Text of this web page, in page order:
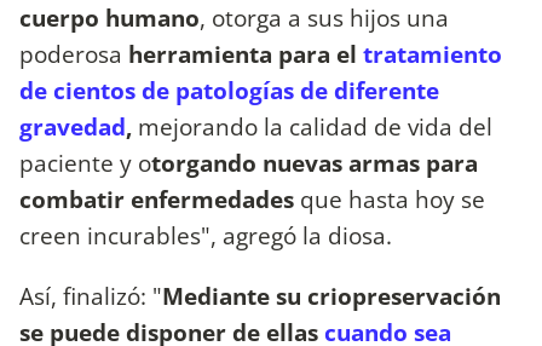
cuerpo humano, otorga a sus hijos una
poderosa herramienta para el tratamiento
de cientos de patologías de diferente
gravedad, mejorando la calidad de vida del
paciente y otorgando nuevas armas para
combatir enfermedades que hasta hoy se
creen incurables", agregó la diosa.
Así, finalizó: "Mediante su criopreservación
se puede disponer de ellas cuando sea